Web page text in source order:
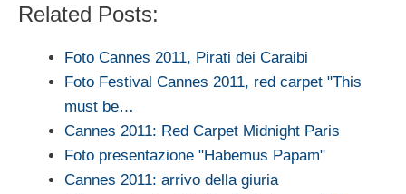
Related Posts:
Foto Cannes 2011, Pirati dei Caraibi
Foto Festival Cannes 2011, red carpet "This
must be…
Cannes 2011: Red Carpet Midnight Paris
Foto presentazione "Habemus Papam"
Cannes 2011: arrivo della giuria